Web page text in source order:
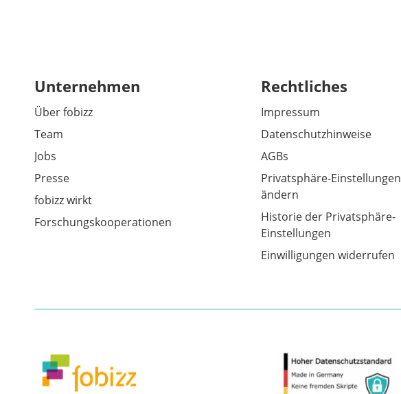
Unternehmen
Über fobizz
Team
Jobs
Presse
fobizz wirkt
Forschungskooperationen
Rechtliches
Impressum
Datenschutzhinweise
AGBs
Privatsphäre-Einstellungen
ändern
Historie der Privatsphäre-
Einstellungen
Einwilligungen widerrufen